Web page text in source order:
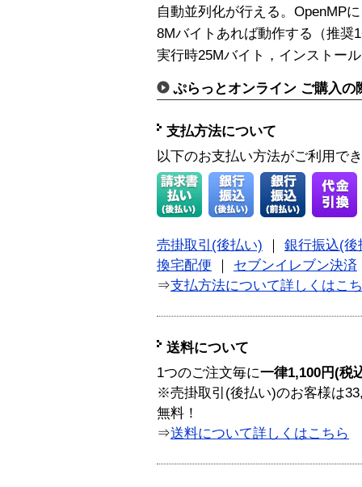
自動並列化が行える。OpenMP
8Mバイトあれば動作する（推奨
実行時25Mバイト，インストー
ぷらっとオンライン ご購入の
支払方法について
以下のお支払い方法がご利用で
売掛取引(後払い)
銀行振込(後
換宅配便
セブンイレブン決済
⇒支払方法について詳しくはこ
送料について
1つのご注文毎に一律1,100円(税
※売掛取引(後払い)のお客様は
無料！
⇒送料について詳しくはこちら